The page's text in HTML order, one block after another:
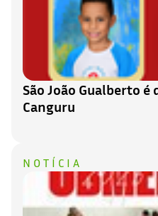
São João Gualberto
Canguru
NOTÍCIA